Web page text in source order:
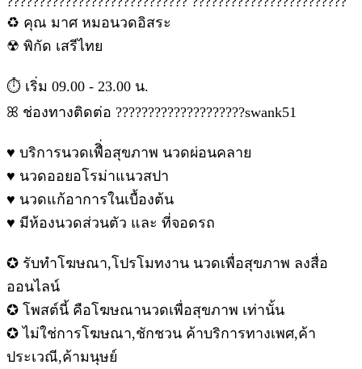
♻︎ คุณ มาศ หมอนวดอิสระ
☢︎ พิกัด เสรีไทย
⏱︎ เริ่ม 09.00 - 23.00 น.
ꕤ ช่องทางติดต่อ ????????????????????swank51
♥ บริการนวดเพืิ่อสุขภาพ นวดผ่อนคลาย
♥ นวดออยอโรม่าแนวสปา
♥ นวดแก้อาการในเบื้องต้น
♥ มีห้องนวดส่วนตัว และ ที่จอดรถ
✪ รับทำโฆษณา,โปรโมทงาน นวดเพื่อสุขภาพ ลงสื่อ
ออนไลน์
✪ โพสต์นี้ คือโฆษณานวดเพื่อสุขภาพ เท่านั้น
✪ ไม่ใช่การโฆษณา,ชักชวน ค้าบริการทางเพศ,ค้า
ประเวณี,ค้ามนุษย์